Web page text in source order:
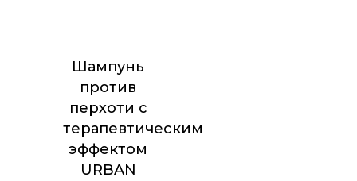
Шампунь
против
перхоти с
терапевтическим
эффектом
URBAN